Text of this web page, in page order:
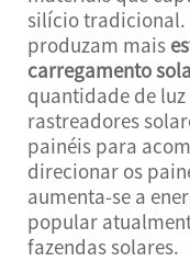
silício tradicional.
produzam mais
carregamento
quantidade de
rastreadores
painéis para
direcionar os
aumenta-se a
popular
fazendas solares.